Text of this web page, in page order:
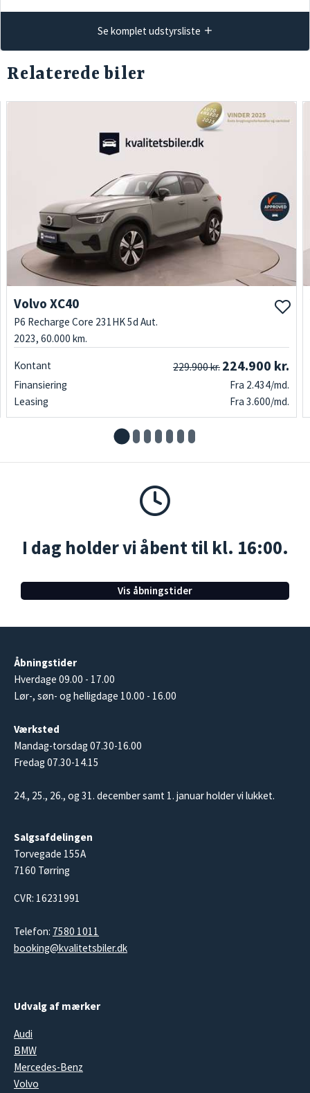
Se komplet udstyrsliste
Relaterede biler
Volvo XC40
P6 Recharge Core 231HK 5d Aut.
2023, 60.000 km.
Kontant 229.900 kr. 224.900 kr.
Finansiering
Fra 2.434/md.
Leasing
Fra 3.600/md.
I dag holder vi åbent til kl. 16:00.
Vis åbningstider
Åbningstider
Hverdage 09.00 - 17.00
Lør-, søn- og helligdage 10.00 - 16.00
Værksted
Mandag-torsdag 07.30-16.00
Fredag 07.30-14.15
24., 25., 26., og 31. december samt 1. januar holder vi lukket.
Salgsafdelingen
Torvegade 155A
7160 Tørring
CVR: 16231991
Telefon: 7580 1011
booking@kvalitetsbiler.dk
Udvalg af mærker
Audi
BMW
Mercedes-Benz
Volvo